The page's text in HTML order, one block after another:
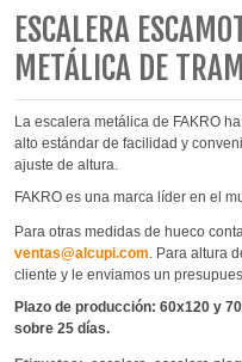
ESCALERA
METÁLICA DE
La escalera metálica de FAKRO
alto estándar de facilidad y
ajuste de altura.
FAKRO es una marca líder en el
Para otras medidas de hueco
ventas@alcupi.com. Para altura
cliente y le enviamos un
Plazo de producción: 60x120 y
sobre 25 días.